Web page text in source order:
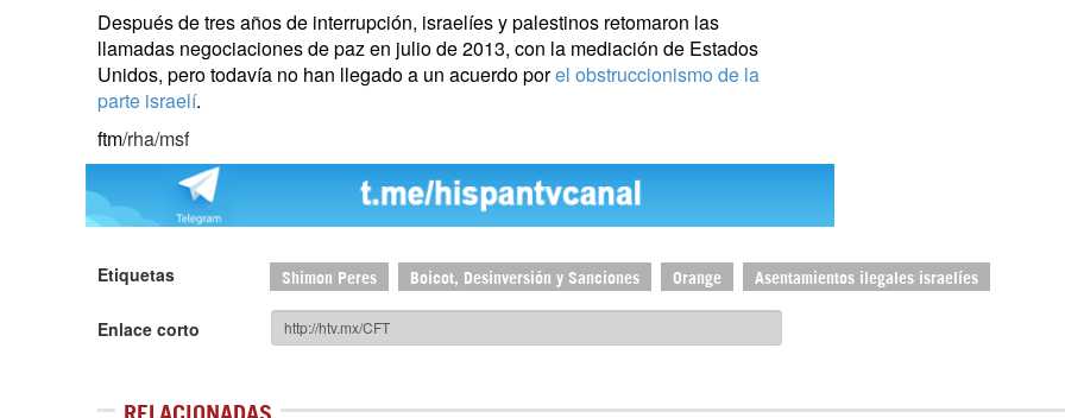
Después de tres años de interrupción, israelíes y palestinos retomaron las
llamadas negociaciones de paz en julio de 2013, con la mediación de Estados
Unidos, pero todavía no han llegado a un acuerdo porel obstruccionismo de la
parte israelí.
ftm/rha/msf
Etiquetas Shimon Peres Boicot, Desinversión y Sanciones Orange Asentamientos ilegales israelíes
Enlace corto
RELACIONADAS